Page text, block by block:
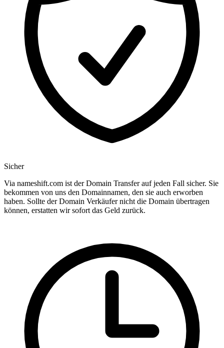
Sicher
Via nameshift.com ist der Domain Transfer auf jeden Fall sicher. Sie
bekommen von uns den Domainnamen, den sie auch erworben
haben. Sollte der Domain Verkäufer nicht die Domain übertragen
können, erstatten wir sofort das Geld zurück.